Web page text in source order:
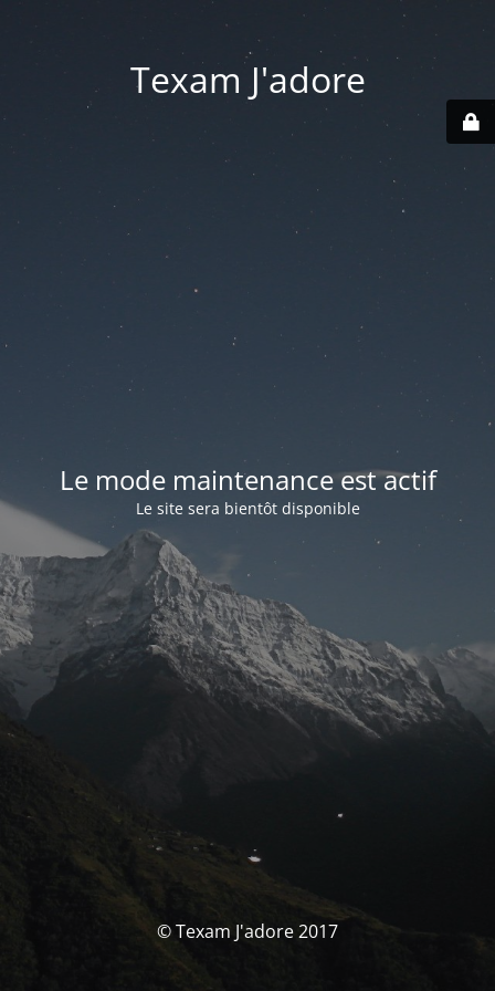
Texam J'adore
Le mode maintenance est actif
Le site sera bientôt disponible
© Texam J'adore 2017